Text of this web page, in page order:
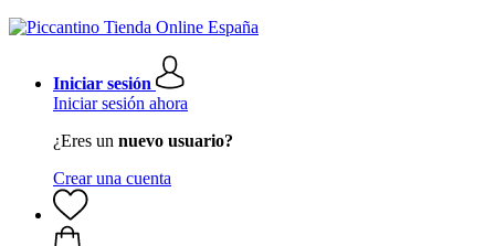
Iniciar sesión
Iniciar sesión ahora
¿Eres un nuevo usuario?
Crear una cuenta